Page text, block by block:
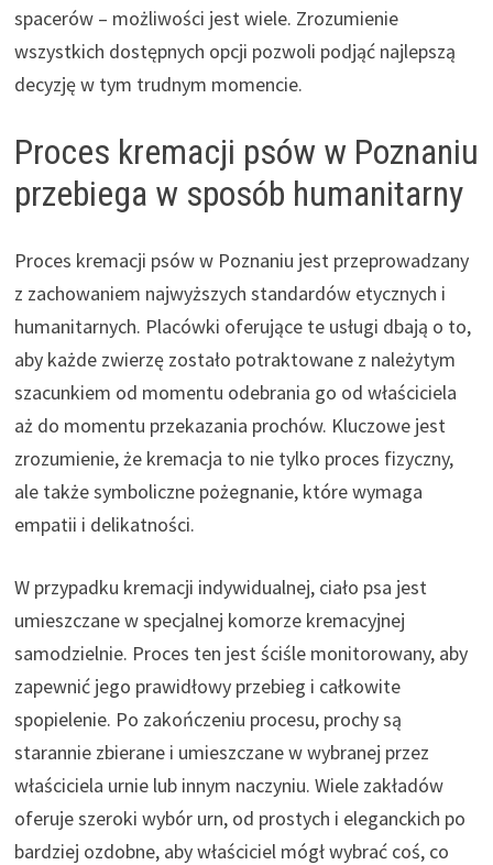
spacerów – możliwości jest wiele. Zrozumienie
wszystkich dostępnych opcji pozwoli podjąć najlepszą
decyzję w tym trudnym momencie.
Proces kremacji psów w Poznaniu
przebiega w sposób humanitarny
Proces kremacji psów w Poznaniu jest przeprowadzany
z zachowaniem najwyższych standardów etycznych i
humanitarnych. Placówki oferujące te usługi dbają o to,
aby każde zwierzę zostało potraktowane z należytym
szacunkiem od momentu odebrania go od właściciela
aż do momentu przekazania prochów. Kluczowe jest
zrozumienie, że kremacja to nie tylko proces fizyczny,
ale także symboliczne pożegnanie, które wymaga
empatii i delikatności.
W przypadku kremacji indywidualnej, ciało psa jest
umieszczane w specjalnej komorze kremacyjnej
samodzielnie. Proces ten jest ściśle monitorowany, aby
zapewnić jego prawidłowy przebieg i całkowite
spopielenie. Po zakończeniu procesu, prochy są
starannie zbierane i umieszczane w wybranej przez
właściciela urnie lub innym naczyniu. Wiele zakładów
oferuje szeroki wybór urn, od prostych i eleganckich po
bardziej ozdobne, aby właściciel mógł wybrać coś, co